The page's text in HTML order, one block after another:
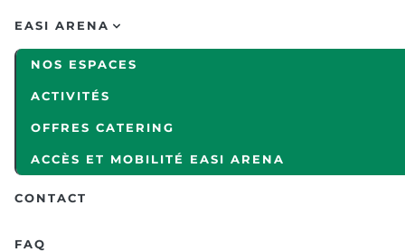
EASI ARENA
NOS ESPACES
ACTIVITÉS
OFFRES CATERING
ACCÈS ET MOBILITÉ EASI ARENA
CONTACT
FAQ